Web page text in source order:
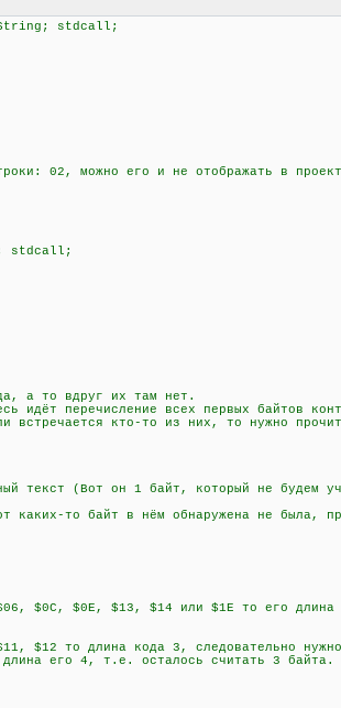
stdcall;
02, можно его и не отображать в
stdcall;
а то вдруг их там нет.
перечисление всех первых байтов
кто-то из них, то нужно
(Вот он 1 байт, который не будем
то байт в нём обнаружена не была,
$0E, $13, $14 или $1E то его длина 2
то длина кода 3, следовательно нужно
его 4, т.е. осталось считать 3 байта.